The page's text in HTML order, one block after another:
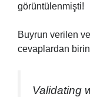
görüntülenmişti!
Buyrun verilen
cevaplardan
Validating